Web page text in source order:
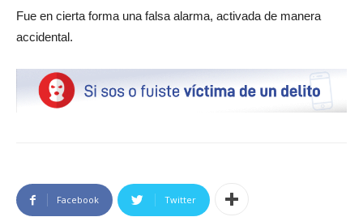
Fue en cierta forma una falsa alarma, activada de manera
accidental.
Facebook Twitter